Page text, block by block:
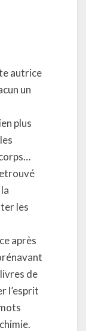
autrice
un
plus
les
après
de
l’esprit